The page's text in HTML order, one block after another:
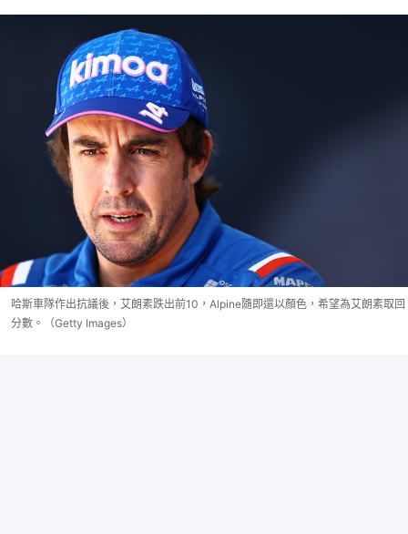
哈斯車隊作出抗議後，艾朗素跌出前10，Alpine隨即還以顏色，希望為艾朗素取回
分數。（Getty Images）